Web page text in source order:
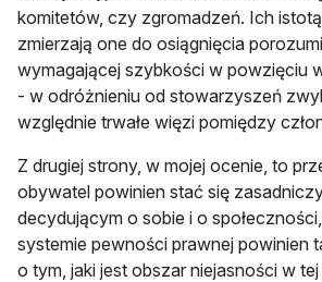
komitetów, czy zgromadzeń. Ich
zmierzają one do osiągnięcia
wymagającej szybkości w powzięciu
- w odróżnieniu od stowarzyszeń
względnie trwałe więzi pomiędzy
Z drugiej strony, w mojej ocenie, to
obywatel powinien stać się
decydującym o sobie i o
systemie pewności prawnej powinien
o tym, jaki jest obszar niejasności w